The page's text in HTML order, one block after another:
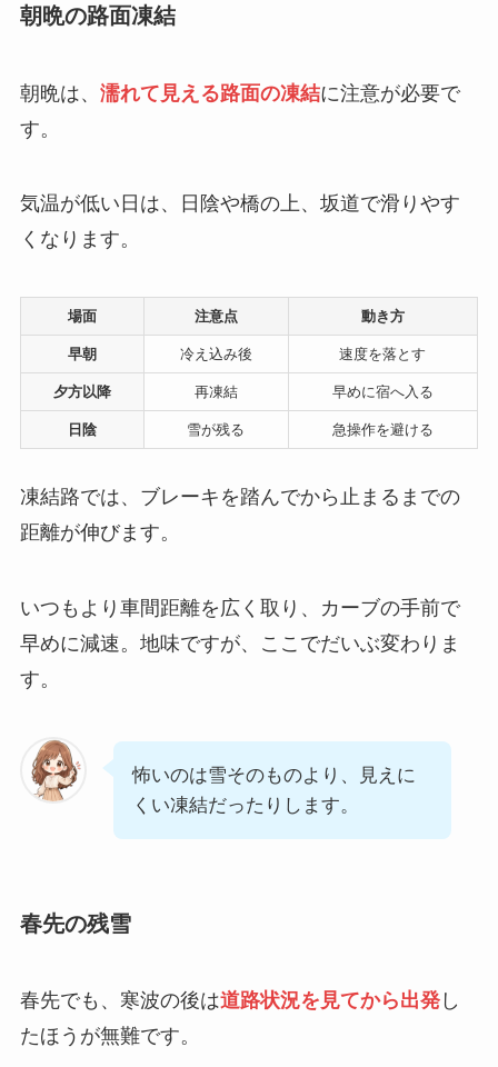
朝晩の路面凍結
朝晩は、 濡れて見える路面の凍結に注意が必要で
す。
気温が低い日は、日陰や橋の上、坂道で滑りやす
くなります。
場面 注意点 動き方
早朝 冷え込み後 速度を落とす
夕方以降 再凍結 早めに宿へ入る
日陰 雪が残る 急操作を避ける
凍結路では、ブレーキを踏んでから止まるまでの
距離が伸びます。
いつもより車間距離を広く取り、カーブの手前で
早めに減速。地味ですが、ここでだいぶ変わりま
す。
怖いのは雪そのものより、見えに
くい凍結だったりします。
春先の残雪
春先でも、寒波の後は道路状況を見てから出発し
たほうが無難です。